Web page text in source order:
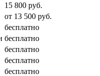
15 800 руб.
от 13 500 руб.
бесплатно
бесплатно
бесплатно
бесплатно
бесплатно